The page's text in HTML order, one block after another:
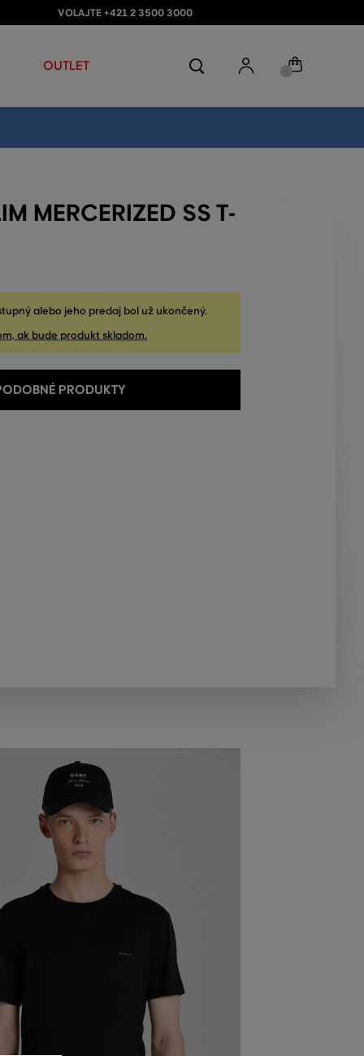
VOLAJTE +421 2 3500 3000
OUTLET
MERCERIZED SS T-
alebo jeho predaj bol už ukončený.
ak bude produkt skladom.
PRODUKTY